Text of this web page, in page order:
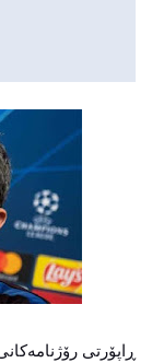
ڕاپۆرتی